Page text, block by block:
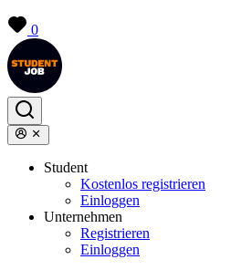
0
Student
Kostenlos registrieren
Einloggen
Unternehmen
Registrieren
Einloggen